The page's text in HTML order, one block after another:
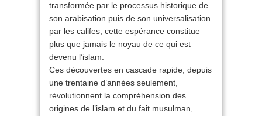
transformée par le processus historique de
son arabisation puis de son universalisation
par les califes, cette espérance constitue
plus que jamais le noyau de ce qui est
devenu l’islam.
Ces découvertes en cascade rapide, depuis
une trentaine d’années seulement,
révolutionnent la compréhension des
origines de l’islam et du fait musulman,